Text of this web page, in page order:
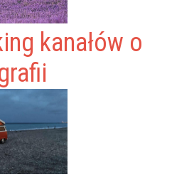
kanałów o